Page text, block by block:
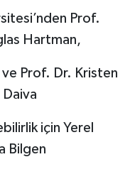
Prof.
Hartman,
Prof. Dr. Kristen
Daiva
için Yerel
Bilgen